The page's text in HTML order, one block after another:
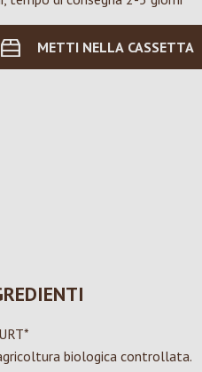
METTI NELLA CASSETTA
biologica controllata.